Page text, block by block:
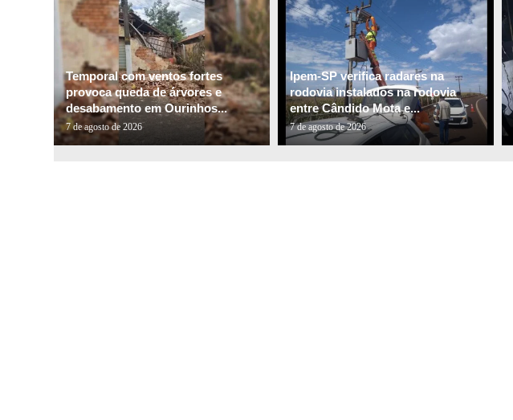
Temporal com ventos fortes
provoca queda de árvores e
desabamento em Ourinhos...
7 de agosto de 2026
Ipem-SP verifica radares na
rodovia instalados na rodovia
entre Cândido Mota e...
7 de agosto de 2026